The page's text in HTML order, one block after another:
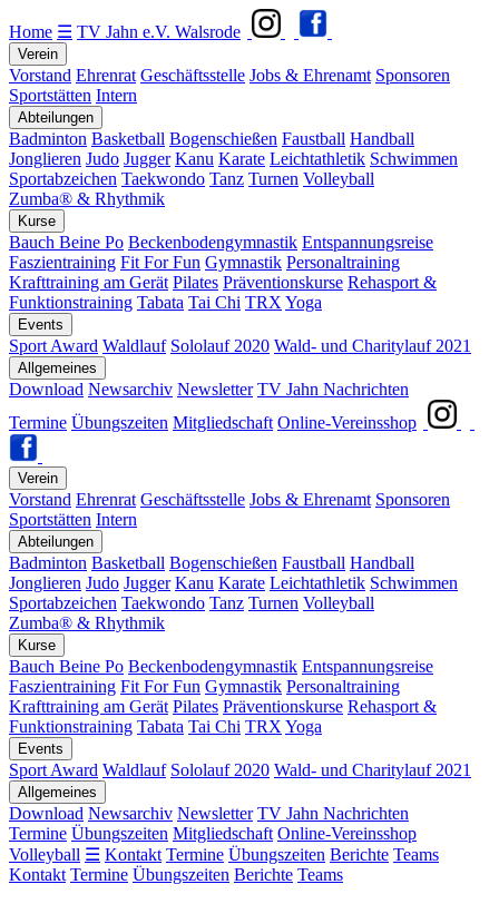
Home ☰ TV Jahn e.V. Walsrode
Verein
Vorstand Ehrenrat Geschäftsstelle Jobs & Ehrenamt Sponsoren
Sportstätten Intern
Abteilungen
Badminton Basketball Bogenschießen Faustball Handball
Jonglieren Judo Jugger Kanu Karate Leichtathletik Schwimmen
Sportabzeichen Taekwondo Tanz Turnen Volleyball
Zumba® & Rhythmik
Kurse
Bauch Beine Po Beckenbodengymnastik Entspannungsreise
Faszientraining Fit For Fun Gymnastik Personaltraining
Krafttraining am Gerät Pilates Präventionskurse Rehasport &
Funktionstraining Tabata Tai Chi TRX Yoga
Events
Sport Award Waldlauf Sololauf 2020 Wald- und Charitylauf 2021
Allgemeines
Download Newsarchiv Newsletter TV Jahn Nachrichten
Termine Übungszeiten Mitgliedschaft Online-Vereinsshop
Verein
Vorstand Ehrenrat Geschäftsstelle Jobs & Ehrenamt Sponsoren
Sportstätten Intern
Abteilungen
Badminton Basketball Bogenschießen Faustball Handball
Jonglieren Judo Jugger Kanu Karate Leichtathletik Schwimmen
Sportabzeichen Taekwondo Tanz Turnen Volleyball
Zumba® & Rhythmik
Kurse
Bauch Beine Po Beckenbodengymnastik Entspannungsreise
Faszientraining Fit For Fun Gymnastik Personaltraining
Krafttraining am Gerät Pilates Präventionskurse Rehasport &
Funktionstraining Tabata Tai Chi TRX Yoga
Events
Sport Award Waldlauf Sololauf 2020 Wald- und Charitylauf 2021
Allgemeines
Download Newsarchiv Newsletter TV Jahn Nachrichten
Termine Übungszeiten Mitgliedschaft Online-Vereinsshop
Volleyball ☰ Kontakt Termine Übungszeiten Berichte Teams
Kontakt Termine Übungszeiten Berichte Teams